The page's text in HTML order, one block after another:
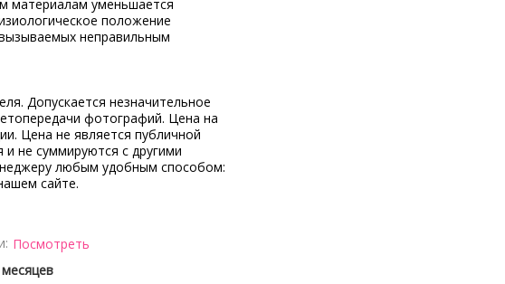
материалам уменьшается
положение
неправильным
Допускается незначительное
фотографий. Цена на
Цена не является публичной
не суммируются с другими
любым удобным способом:
сайте.
Посмотреть